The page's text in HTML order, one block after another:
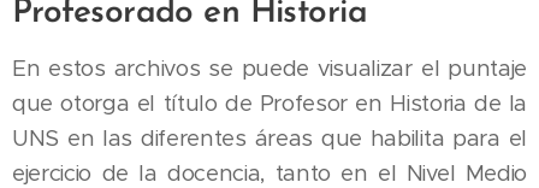
Profesorado en Historia
En estos archivos se puede visualizar el puntaje
que otorga el título de Profesor en Historia de la
UNS en las diferentes áreas que habilita para el
ejercicio de la docencia, tanto en el Nivel Medio